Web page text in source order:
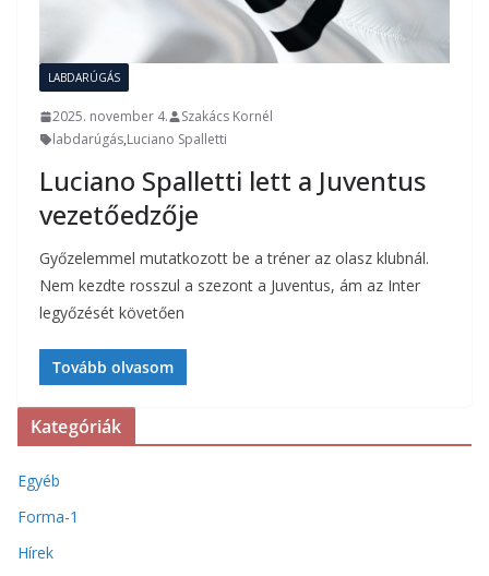
LABDARÚGÁS
2025. november 4.
Szakács Kornél
labdarúgás,Luciano Spalletti
Luciano Spalletti lett a Juventus
vezetőedzője
Győzelemmel mutatkozott be a tréner az olasz klubnál.
Nem kezdte rosszul a szezont a Juventus, ám az Inter
legyőzését követően
Tovább olvasom
Kategóriák
Egyéb
Forma-1
Hírek